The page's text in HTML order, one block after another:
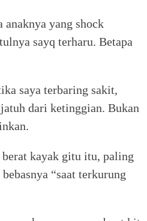
yang shock
sayq terharu. Betapa
saya terbaring sakit,
dari ketinggian. Bukan
berat kayak gitu itu, paling
“saat terkurung